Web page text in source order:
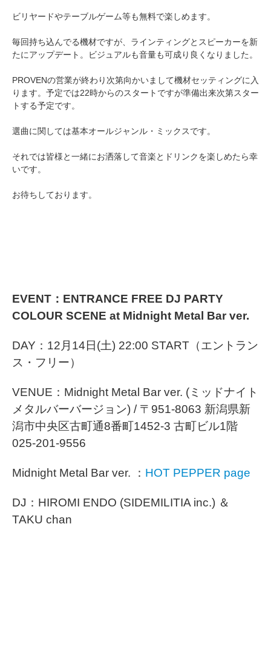
ビリヤードやテーブルゲーム等も無料で楽しめます。
毎回持ち込んでる機材ですが、ラインティングとスピーカーを新
たにアップデート。ビジュアルも音量も可成り良くなりました。
PROVENの営業が終わり次第向かいまして機材セッティングに入
ります。予定では22時からのスタートですが準備出来次第スター
トする予定です。
選曲に関しては基本オールジャンル・ミックスです。
それでは皆様と一緒にお洒落して音楽とドリンクを楽しめたら幸
いです。
お待ちしております。
EVENT：ENTRANCE FREE DJ PARTY
COLOUR SCENE at Midnight Metal Bar ver.
DAY：12月14日(土) 22:00 START（エントラン
ス・フリー）
VENUE：Midnight Metal Bar ver. (ミッドナイト
メタルバーバージョン) / 〒951-8063 新潟県新
潟市中央区古町通8番町1452-3 古町ビル1階
025-201-9556
Midnight Metal Bar ver. ： HOT PEPPER page
DJ：HIROMI ENDO (SIDEMILITIA inc.) ＆
TAKU chan